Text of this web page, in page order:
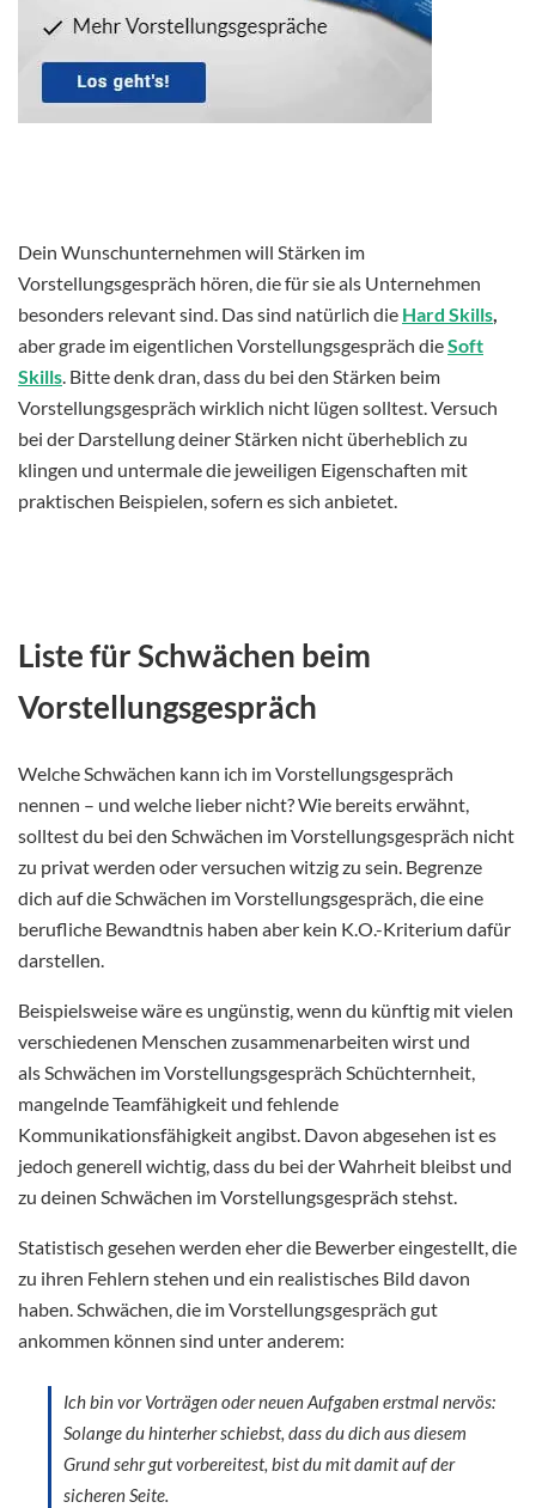
Dein Wunschunternehmen will Stärken im
Vorstellungsgespräch hören, die für sie als Unternehmen
besonders relevant sind. Das sind natürlich die Hard Skills
aber grade im eigentlichen Vorstellungsgespräch dieSoft
Skills . Bitte denk dran, dass du bei den Stärken beim
Vorstellungsgespräch wirklich nicht lügen solltest. Versuch
bei der Darstellung deiner Stärken nicht überheblich zu
klingen und untermale die jeweiligen Eigenschaften mit
praktischen Beispielen, sofern es sich anbietet.
Liste für Schwächen beim
Vorstellungsgespräch
Welche Schwächen kann ich im Vorstellungsgespräch
nennen – und welche lieber nicht? Wie bereits erwähnt,
solltest du bei den Schwächen im Vorstellungsgespräch nicht
zu privat werden oder versuchen witzig zu sein. Begrenze
dich auf die Schwächen im Vorstellungsgespräch, die eine
berufliche Bewandtnis haben aber kein K.O.-Kriterium dafür
darstellen.
Beispielsweise wäre es ungünstig, wenn du künftig mit vielen
verschiedenen Menschen zusammenarbeiten wirst und
als Schwächen im Vorstellungsgespräch Schüchternheit,
mangelnde Teamfähigkeit und fehlende
Kommunikationsfähigkeit angibst. Davon abgesehen ist es
jedoch generell wichtig, dass du bei der Wahrheit bleibst und
zu deinen Schwächen im Vorstellungsgespräch stehst.
Statistisch gesehen werden eher die Bewerber eingestellt, die
zu ihren Fehlern stehen und ein realistisches Bild davon
haben. Schwächen, die im Vorstellungsgespräch gut
ankommen können sind unter anderem:
Ich bin vor Vorträgen oder neuen Aufgaben erstmal nervös:
Solange du hinterher schiebst, dass du dich aus diesem
Grund sehr gut vorbereitest, bist du mit damit auf der
sicheren Seite.